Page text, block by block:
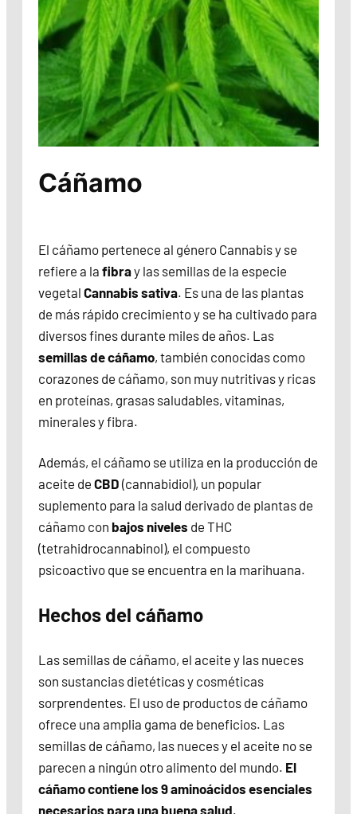
Cáñamo
El cáñamo pertenece al género Cannabis y se
refiere a la fibray las semillas de la especie
vegetal Cannabis sativa. Es una de las plantas
de más rápido crecimiento y se ha cultivado para
diversos fines durante miles de años. Las
semillas de cáñamo, también conocidas como
corazones de cáñamo, son muy nutritivas y ricas
en proteínas, grasas saludables, vitaminas,
minerales y fibra.
Además, el cáñamo se utiliza en la producción de
aceite de CBD (cannabidiol), un popular
suplemento para la salud derivado de plantas de
cáñamo con bajos niveles de THC
(tetrahidrocannabinol), el compuesto
psicoactivo que se encuentra en la marihuana.
Hechos del cáñamo
Las semillas de cáñamo, el aceite y las nueces
son sustancias dietéticas y cosméticas
sorprendentes. El uso de productos de cáñamo
ofrece una amplia gama de beneficios. Las
semillas de cáñamo, las nueces y el aceite no se
parecen a ningún otro alimento del mundo. El
cáñamo contiene los 9 aminoácidos esenciales
necesarios para una buena salud.